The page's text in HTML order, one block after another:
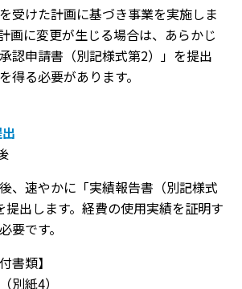
受けた計画に基づき事業を実施しま
画に変更が生じる場合は、あらかじ
認申請書（別記様式第2）」を提出
得る必要があります。
、速やかに「実績報告書（別記様式
提出します。経費の使用実績を証明す
要です。
書類】
別紙4）